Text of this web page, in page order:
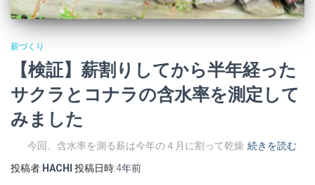
薪づくり
【検証】薪割りしてから半年経った
サクラとコナラの含水率を測定して
みました
今回、含水率を測る薪は今年の４月に割って乾燥 続きを読む
投稿者: HACHI 投稿日時:4年前